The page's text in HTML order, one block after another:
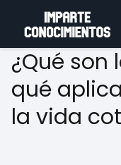
¿Qué son
qué
la vida